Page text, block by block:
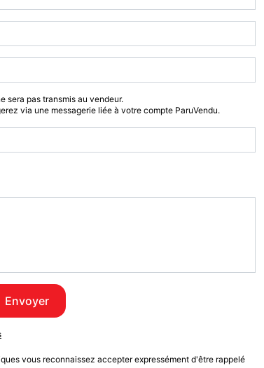
sera pas transmis au vendeur.
via une messagerie liée à votre compte ParuVendu.
Envoyer
vous reconnaissez accepter expressément d'être rappelé